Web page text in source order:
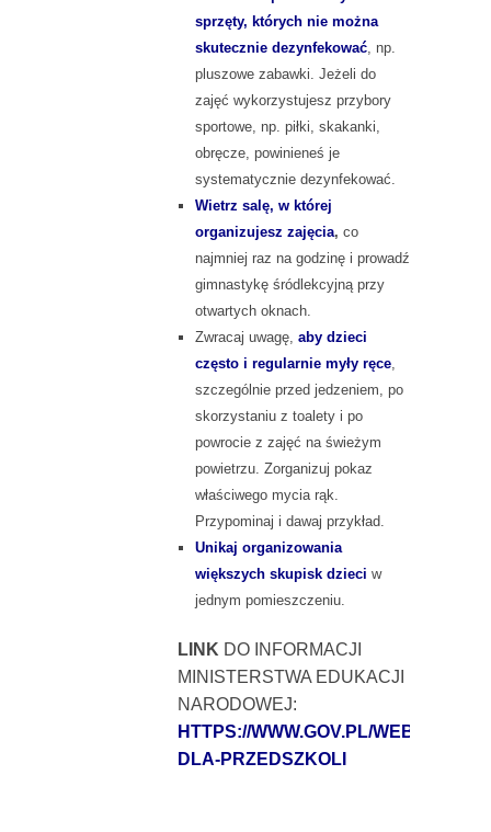
sprzęty, których nie można
skutecznie dezynfekować, np.
pluszowe zabawki. Jeżeli do
zajęć wykorzystujesz przybory
sportowe, np. piłki, skakanki,
obręcze, powinieneś je
systematycznie dezynfekować.
Wietrz salę, w której
organizujesz zajęcia, co
najmniej raz na godzinę i prowadź
gimnastykę śródlekcyjną przy
otwartych oknach.
Zwracaj uwagę, aby dzieci
często i regularnie myły ręce,
szczególnie przed jedzeniem, po
skorzystaniu z toalety i po
powrocie z zajęć na świeżym
powietrzu. Zorganizuj pokaz
właściwego mycia rąk.
Przypominaj i dawaj przykład.
Unikaj organizowania
większych skupisk dzieci w
jednym pomieszczeniu.
LINK DO INFORMACJI
MINISTERSTWA EDUKACJI
NARODOWEJ:
HTTPS://WWW.GOV.PL/WEB/
DLA-PRZEDSZKOLI